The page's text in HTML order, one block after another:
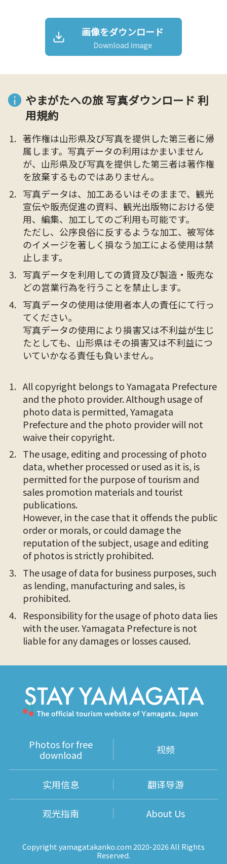
画像をダウンロード
Download image
やまがたへの旅 写真ダウンロード 利
用規約
著作権は山形県及び写真を提供した第三者に帰
属します。写真データの利用はかまいません
が、山形県及び写真を提供した第三者は著作権
を放棄するものではありません。
写真データは、加工あるいはそのままで、観光
宣伝や販売促進の資料、観光出版物における使
用、編集、加工してのご利用も可能です。
ただし、公序良俗に反するような加工、被写体
のイメージを著しく損なう加工による使用は禁
止します。
写真データを利用しての賃貸及び製造・販売な
どの営業行為を行うことを禁止します。
写真データの使用は使用者本人の責任にて行っ
てください。
写真データの使用により損害又は不利益が生じ
たとしても、山形県はその損害又は不利益につ
いていかなる責任も負いません。
All copyright belongs to Yamagata Prefecture
and the photo provider. Although usage of
photo data is permitted, Yamagata
Prefecture and the photo provider will not
waive their copyright.
The usage, editing and processing of photo
data, whether processed or used as it is, is
permitted for the purpose of tourism and
sales promotion materials and tourist
publications.
However, in the case that it offends the public
order or morals, or could damage the
reputation of the subject, usage and editing
of photos is strictly prohibited.
The usage of data for business purposes, such
as lending, manufacturing and sales, is
prohibited.
Responsibility for the usage of photo data lies
with the user. Yamagata Prefecture is not
liable for any damages or losses caused.
Photos for free
download
视频
实用信息 翻译导游
观光指南 About Us
Copyright yamagatakanko.com 2020-2026 All Rights
Reserved.